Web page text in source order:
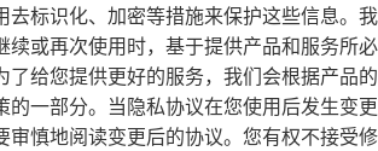
标识化、加密等措施来保护这些信息。
或再次使用时，基于提供产品和服务所
给您提供更好的服务，我们会根据产品
一部分。当隐私协议在您使用后发生变
慎地阅读变更后的协议。您有权不接受